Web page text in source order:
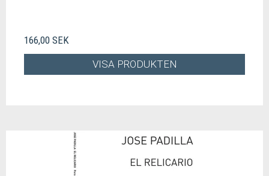
166,00 SEK
VISA PRODUKTEN